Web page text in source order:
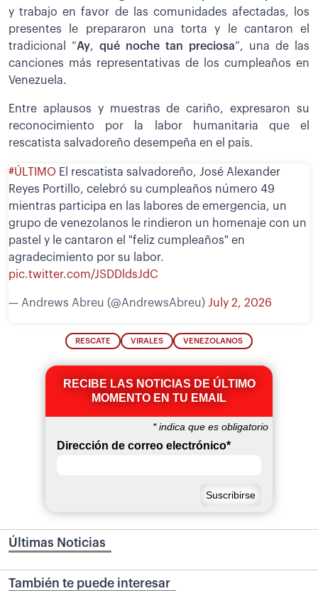
y trabajo en favor de las comunidades afectadas, los
presentes le prepararon una torta y le cantaron el
tradicional “Ay, qué noche tan preciosa”, una de las
canciones más representativas de los cumpleaños en
Venezuela.
Entre aplausos y muestras de cariño, expresaron su
reconocimiento por la labor humanitaria que el
rescatista salvadoreño desempeña en el país.
#ÚLTIMO El rescatista salvadoreño, José Alexander
Reyes Portillo, celebró su cumpleaños número 49
mientras participa en las labores de emergencia, un
grupo de venezolanos le rindieron un homenaje con un
pastel y le cantaron el "feliz cumpleaños" en
agradecimiento por su labor.
pic.twitter.com/JSDDldsJdC
— Andrews Abreu (@AndrewsAbreu) July 2, 2026
RESCATE VIRALES VENEZOLANOS
RECIBE LAS NOTICIAS DE ÚLTIMO
MOMENTO EN TU EMAIL
*indica que es obligatorio
Dirección de correo electrónico*
Últimas Noticias
También te puede interesar